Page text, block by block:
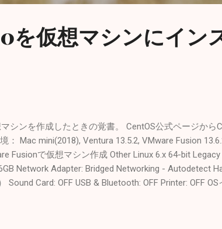
を仮想マシンにイン
シンを作成したときの覚書。 CentOS公式ページから
Mac mini(2018), Ventura 13.5.2, VMware Fusion
Fusionで仮想マシン作成 Other Linux 6.x 64-bit
Network Adapter: Bridged Networking - Autodetect
Card: OFF USB & Bluetooth: OFF Printer: OFF OS
了後に再起動してコンソールでログイン。 IPアドレ